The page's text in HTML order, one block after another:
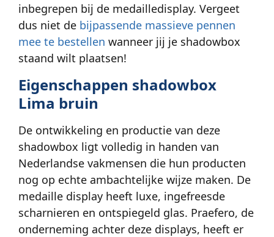
inbegrepen bij de medailledisplay. Vergeet
dus niet de bijpassende massieve pennen
mee te bestellen wanneer jij je shadowbox
staand wilt plaatsen!
Eigenschappen shadowbox
Lima bruin
De ontwikkeling en productie van deze
shadowbox ligt volledig in handen van
Nederlandse vakmensen die hun producten
nog op echte ambachtelijke wijze maken. De
medaille display heeft luxe, ingefreesde
scharnieren en ontspiegeld glas. Praefero, de
onderneming achter deze displays, heeft er